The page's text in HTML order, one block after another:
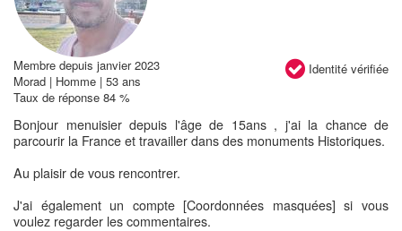
Identité vérifiée
Membre depuis janvier 2023
Morad | Homme | 53 ans
Taux de réponse 84 %
Bonjour menuisier depuis l'âge de 15ans , j'ai la chance de
parcourir la France et travailler dans des monuments Historiques.
Au plaisir de vous rencontrer.
J'ai également un compte [Coordonnées masquées] si vous
voulez regarder les commentaires.